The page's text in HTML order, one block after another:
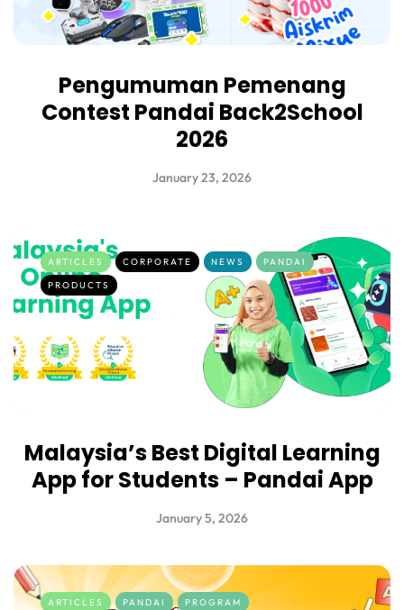
Pengumuman Pemenang
Contest Pandai Back2School
2026
January 23, 2026
ARTICLES CORPORATE NEWS
PANDAI
PRODUCTS
Malaysia’s Best Digital Learning
App for Students – Pandai App
January 5, 2026
ARTICLES PANDAI PROGRAM